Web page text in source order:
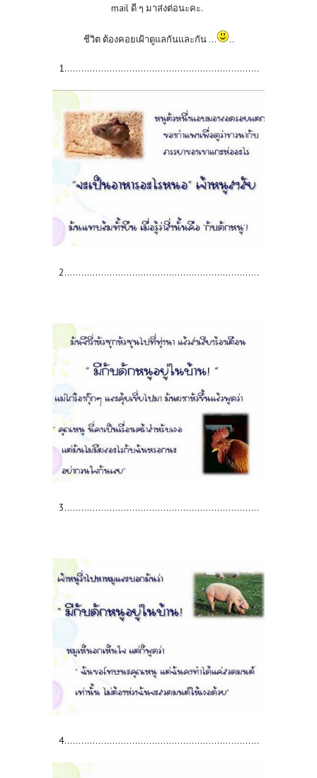
mail ดี ๆ มาส่งต่อนะคะ.
ชีวิต ต้องคอยเฝ้าดูแลกันและกัน ... ..
1.....................................................................
2.....................................................................
3.....................................................................
4.....................................................................